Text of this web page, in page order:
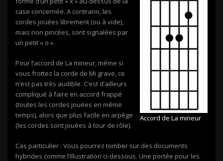
Accord de La mineur
case concernée. A contrario, les
cordes jouées librement (ou à vide),
mais non pincées, sont signalées par
un petit « o ».
Pour l’accord de La mineur, même si
vous frottez la corde de Mi grave, ce
n’est pas très audible. C’est d’ailleurs
compliqué à faire en accord frappé
(toutes les cordes jouées en même
temps), alors que plus facile en arpège
(les cordes sont jouées à tour de rôle).
Cas particulier : Vous pourrez tomber sur des documents
hybrides comme l’illustration ci-dessous. Une portée pour les